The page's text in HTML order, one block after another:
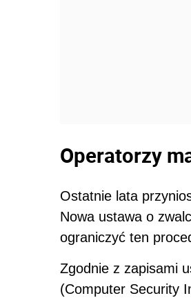
Operatorzy
Ostatnie lata
Nowa ustawa o
ograniczyć ten
Zgodnie z zapisami
(Computer Security